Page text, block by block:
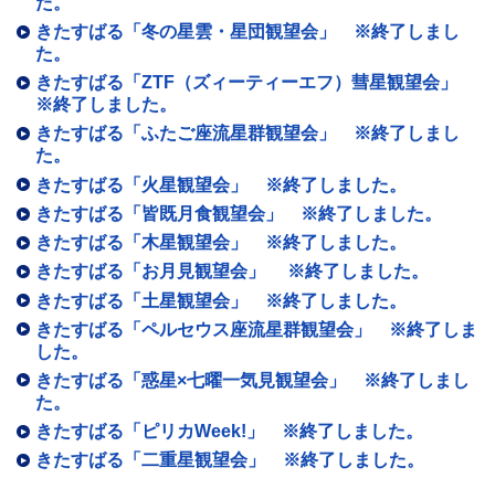
きたすばる「冬の星雲・星団観望会」 ※終了しまし
た。
きたすばる「ZTF（ズィーティーエフ）彗星観望会」
※終了しました。
きたすばる「ふたご座流星群観望会」 ※終了しまし
た。
きたすばる「火星観望会」 ※終了しました。
きたすばる「皆既月食観望会」 ※終了しました。
きたすばる「木星観望会」 ※終了しました。
きたすばる「お月見観望会」 ※終了しました。
きたすばる「土星観望会」 ※終了しました。
きたすばる「ペルセウス座流星群観望会」 ※終了しま
した。
きたすばる「惑星×七曜一気見観望会」 ※終了しまし
た。
きたすばる「ピリカWeek!」 ※終了しました。
きたすばる「二重星観望会」 ※終了しました。